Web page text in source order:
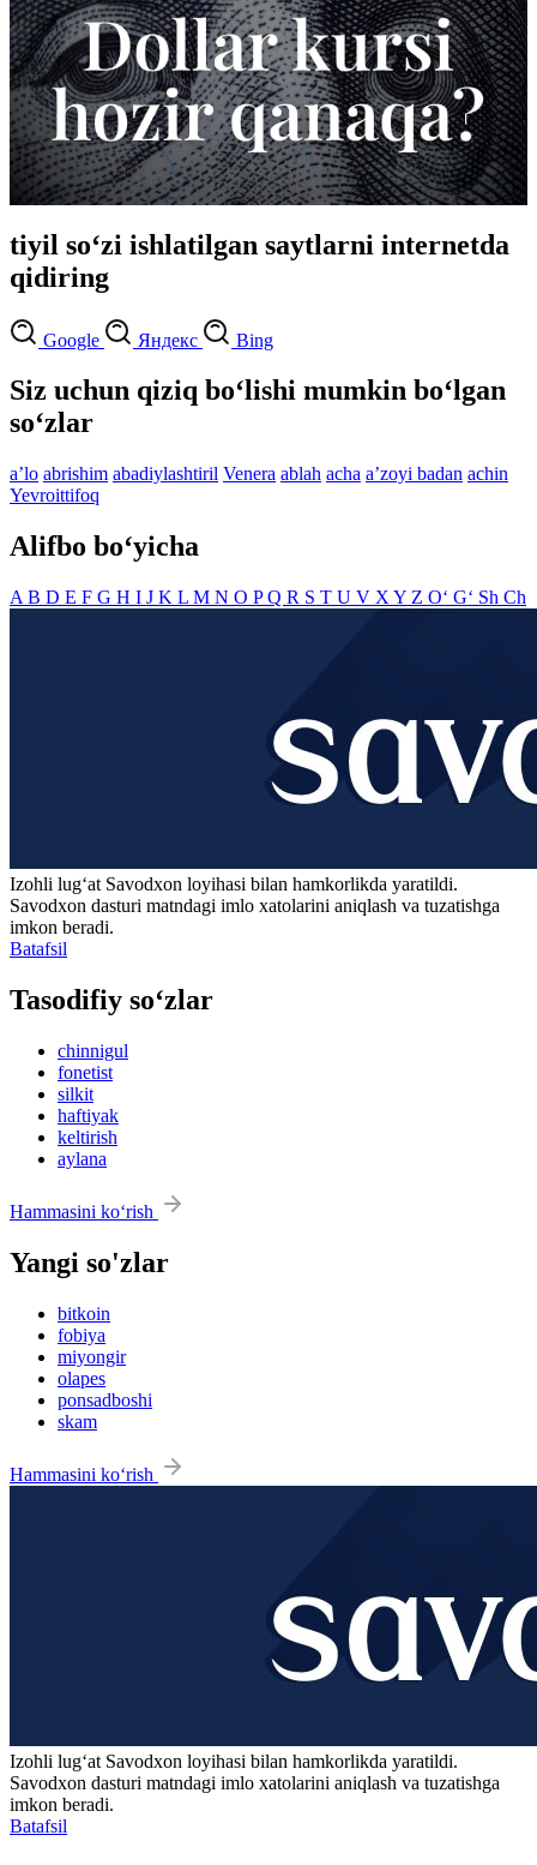
tiyil so‘zi ishlatilgan saytlarni internetda
qidiring
Google Яндекс Bing
Siz uchun qiziq bo‘lishi mumkin bo‘lgan
so‘zlar
aʼlo abrishim abadiylashtiril Venera ablah acha aʼzoyi badan achin
Yevroittifoq
Alifbo bo‘yicha
A B D E F G H I J K L M N O PQ R S T U V X Y Z O‘ G‘ Sh Ch
Izohli lugʻat Savodxon loyihasi bilan hamkorlikda yaratildi.
Savodxon dasturi matndagi imlo xatolarini aniqlash va tuzatishga
imkon beradi.
Batafsil
Tasodifiy so‘zlar
chinnigul
fonetist
silkit
haftiyak
keltirish
aylana
Hammasini ko‘rish
Yangi so'zlar
bitkoin
fobiya
miyongir
olapes
ponsadboshi
skam
Hammasini ko‘rish
Izohli lugʻat Savodxon loyihasi bilan hamkorlikda yaratildi.
Savodxon dasturi matndagi imlo xatolarini aniqlash va tuzatishga
imkon beradi.
Batafsil